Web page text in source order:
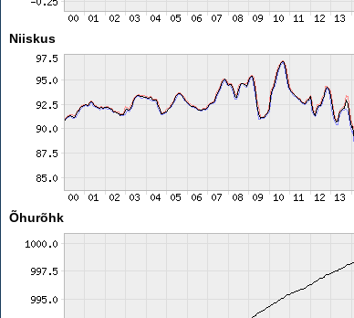
Niiskus
Õhurõhk